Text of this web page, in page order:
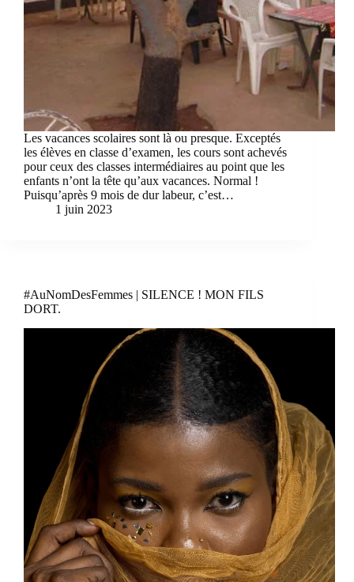
Les vacances scolaires sont là ou presque. Exceptés
les élèves en classe d’examen, les cours sont achevés
pour ceux des classes intermédiaires au point que les
enfants n’ont la tête qu’aux vacances. Normal !
Puisqu’après 9 mois de dur labeur, c’est…
1 juin 2023
#AuNomDesFemmes | SILENCE ! MON FILS
DORT.